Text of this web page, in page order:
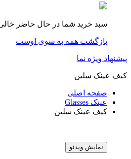
سبد خرید شما در حال حاضر
بازگشت همه به سوی اوست
پیشنهاد ویژه نما
کیف عینک سلین
صفحه اصلی
عینک Glasses
کیف عینک سلین
نمایش ویدئو